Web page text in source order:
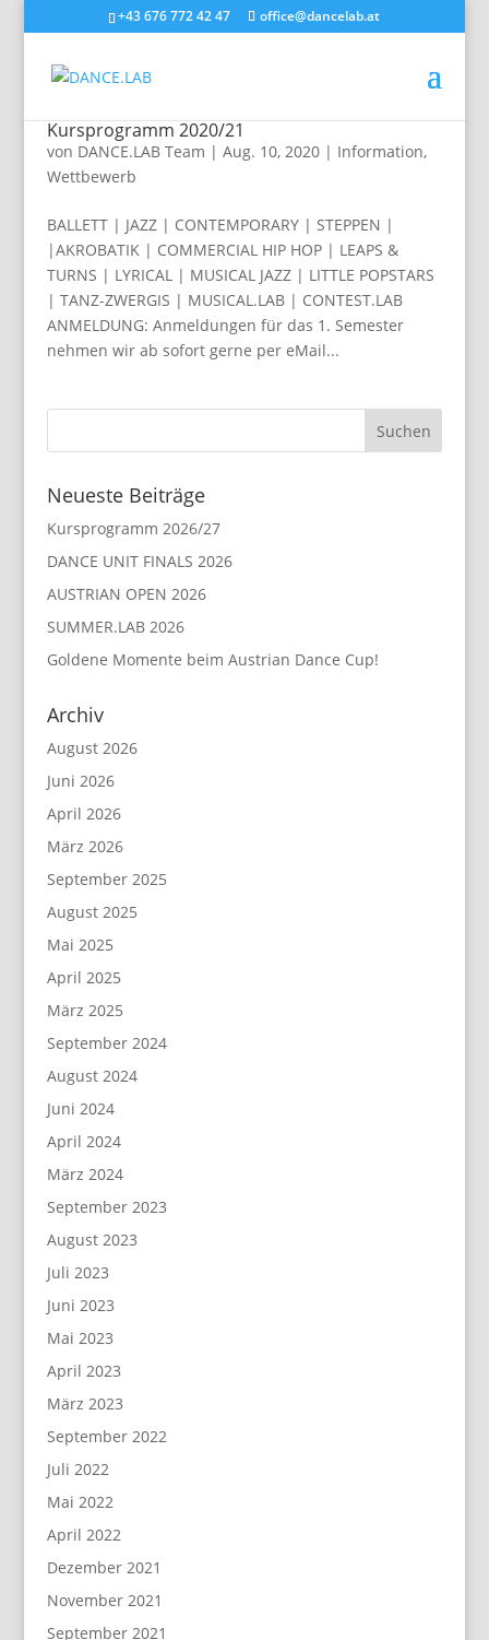
+43 676 772 42 47 office@dancelab.at
Kursprogramm 2020/21
von DANCE.LAB Team | Aug. 10, 2020| Information,
Wettbewerb
BALLETT | JAZZ | CONTEMPORARY | STEPPEN |
|AKROBATIK | COMMERCIAL HIP HOP | LEAPS &
TURNS | LYRICAL | MUSICAL JAZZ | LITTLE POPSTARS
| TANZ-ZWERGIS | MUSICAL.LAB | CONTEST.LAB
ANMELDUNG: Anmeldungen für das 1. Semester
nehmen wir ab sofort gerne per eMail...
Neueste Beiträge
Kursprogramm 2026/27
DANCE UNIT FINALS 2026
AUSTRIAN OPEN 2026
SUMMER.LAB 2026
Goldene Momente beim Austrian Dance Cup!
Archiv
August 2026
Juni 2026
April 2026
März 2026
September 2025
August 2025
Mai 2025
April 2025
März 2025
September 2024
August 2024
Juni 2024
April 2024
März 2024
September 2023
August 2023
Juli 2023
Juni 2023
Mai 2023
April 2023
März 2023
September 2022
Juli 2022
Mai 2022
April 2022
Dezember 2021
November 2021
September 2021